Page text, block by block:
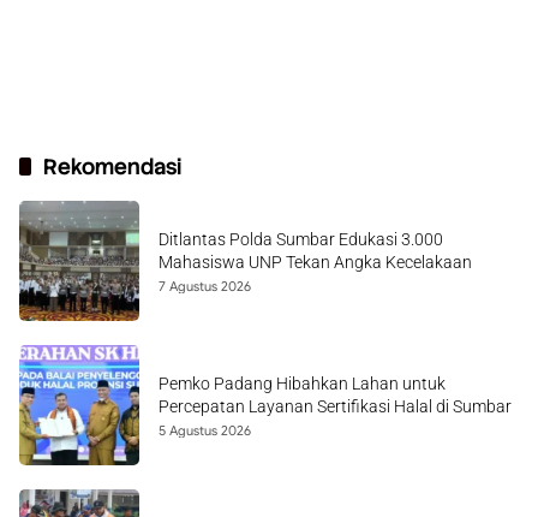
Rekomendasi
Ditlantas Polda Sumbar Edukasi 3.000
Mahasiswa UNP Tekan Angka Kecelakaan
7 Agustus 2026
Pemko Padang Hibahkan Lahan untuk
Percepatan Layanan Sertifikasi Halal di Sumbar
5 Agustus 2026